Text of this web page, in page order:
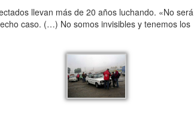
llevan más de 20 años luchando. «No será
caso. (…) No somos invisibles y tenemos los